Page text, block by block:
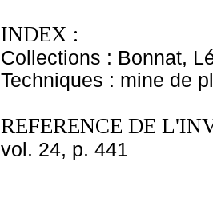
INDEX :
Collections : Bonnat,
Techniques : mine de
REFERENCE DE
vol. 24, p. 441